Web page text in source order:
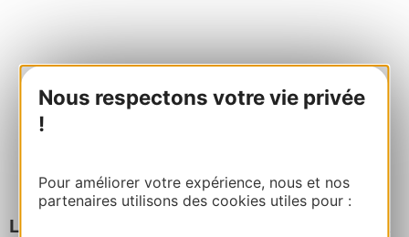
Nous respectons votre vie privée
!
Pour améliorer votre expérience, nous et nos
partenaires utilisons des cookies utiles pour :
Le Militarial Musée Mémorial pour la Paix